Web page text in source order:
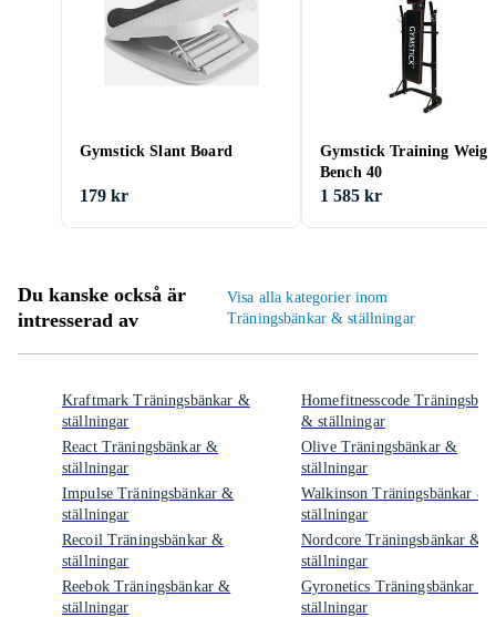
Gymstick Slant Board
179 kr
Gymstick Training
Bench 40
1 585 kr
Du kanske också är
intresserad av
Visa alla kategorier inom
Träningsbänkar & ställningar
Kraftmark Träningsbänkar &
ställningar
React Träningsbänkar &
ställningar
Impulse Träningsbänkar &
ställningar
Recoil Träningsbänkar &
ställningar
Reebok Träningsbänkar &
ställningar
Homefitnesscode
& ställningar
Olive Träningsbänkar &
ställningar
Walkinson Träningsbänkar &
ställningar
Nordcore Träningsbänkar &
ställningar
Gyronetics Träningsbänkar &
ställningar